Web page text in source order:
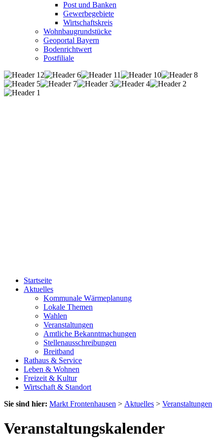
Post und Banken
Gewerbegebiete
Wirtschaftskreis
Wohnbaugrundstücke
Geoportal Bayern
Bodenrichtwert
Postfiliale
Startseite
Aktuelles
Kommunale Wärmeplanung
Lokale Themen
Wahlen
Veranstaltungen
Amtliche Bekanntmachungen
Stellenausschreibungen
Breitband
Rathaus & Service
Leben & Wohnen
Freizeit & Kultur
Wirtschaft & Standort
Sie sind hier: Markt Frontenhausen > Aktuelles > Veranstaltungen
Veranstaltungskalender